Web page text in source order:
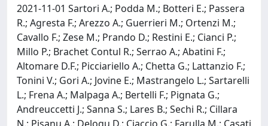
2021-11-01 Sartori A.; Podda M.; Botteri E.; Passera
R.; Agresta F.; Arezzo A.; Guerrieri M.; Ortenzi M.;
Cavallo F.; Zese M.; Prando D.; Restini E.; Cianci P.;
Millo P.; Brachet Contul R.; Serrao A.; Abatini F.;
Altomare D.F.; Picciariello A.; Chetta G.; Lattanzio F.;
Tonini V.; Gori A.; Jovine E.; Mastrangelo L.; Sartarelli
L.; Frena A.; Malpaga A.; Bertelli F.; Pignata G.;
Andreuccetti J.; Sanna S.; Lares B.; Sechi R.; Cillara